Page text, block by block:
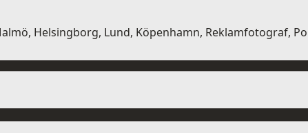
Helsingborg, Lund, Köpenhamn, Reklamfotograf,